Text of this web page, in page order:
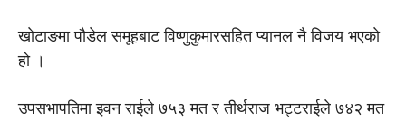
खाेटाङमा पाैडेल समूहबाट विष्णुकुमारसहित प्यानल नै विजय भएकाे
हाे ।
उपसभापतिमा इवन राईले ७५३ मत र तीर्थराज भट्टराईले ७४२ मत